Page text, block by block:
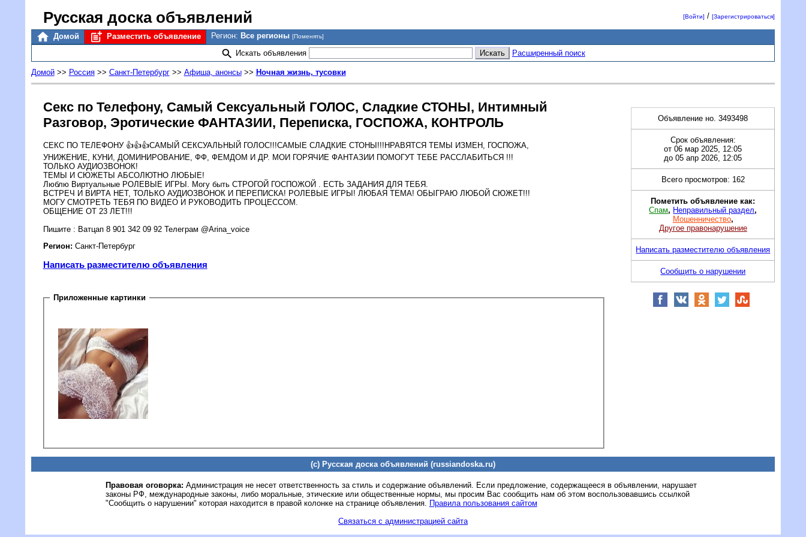
Русская доска объявлений [Войти] /[Зарегистрироваться]
Домой Разместить объявление Регион: Все регионы [Поменять]
Искать объявления Расширенный поиск
Домой>> Россия>> Санкт-Петербург>> Афиша, анонсы>> Ночная жизнь, тусовки
Секс по Телефону, Самый Сексуальный ГОЛОС, Сладкие СТОНЫ, Интимный
Разговор, Эротические ФАНТАЗИИ, Переписка, ГОСПОЖА, КОНТРОЛЬ
СЕКC ПО ТЕЛЕФОНУ 👍👍👍САМЫЙ СЕКСУАЛЬHЫЙ ГОЛОC!!!САМЫЕ СЛАДКИЕ СТОНЫ!!!НРАВЯТСЯ ТЕМЫ ИЗМЕН, ГОСПОЖА,
УНИЖЕНИЕ, КУНИ, ДОМИНИРОВАНИЕ, ФФ, ФЕМДОМ И ДР. МОИ ГОРЯЧИЕ ФАНТАЗИИ ПОМОГУТ TЕБЕ РАССЛАБИТЬСЯ !!!
ТОЛЬКО АУДИОЗВОНОК!
ТЕМЫ И СЮЖЕТЫ АБСОЛЮТНО ЛЮБЫЕ!
Люблю Виртуальные РОЛЕВЫЕ ИГРЫ. Могу быть СТРОГОЙ ГОСПОЖОЙ . ЕСТЬ ЗАДАНИЯ ДЛЯ ТЕБЯ.
ВСТРЕЧ И ВИРТА НЕТ, ТОЛЬКО АУДИОЗВОНОК И ПЕРЕПИСКА! РОЛЕВЫЕ ИГРЫ! ЛЮБАЯ ТЕМА! ОБЫГРАЮ ЛЮБОЙ СЮЖЕТ!!!
МОГУ СМОТРЕТЬ ТЕБЯ ПО ВИДЕО И РУКОВОДИТЬ ПРОЦЕССОМ.
ОБЩЕНИЕ ОТ 23 ЛЕТ!!!
Пишите : Ватцап 8 901 342 09 92 Телеграм @Arina_voice
Регион: Санкт-Петербург
Написать разместителю объявления
Приложенные картинки
Объявление но. 3493498
Срок объявления:
от 06 мар 2025, 12:05
до 05 апр 2026, 12:05
Всего просмотров: 162
Пометить объявление как:
Спам, Неправильный раздел,
Мошенничество,
Другое правонарушение
Написать разместителю объявления
Сообщить о нарушении
(c) Русская доска объявлений (russiandoska.ru)
Правовая оговорка: Администрация не несет ответственность за стиль и содержание объявлений. Если предложение, содержащееся в объявлении, нарушает
законы РФ, международные законы, либо моральные, этические или общественные нормы, мы просим Вас сообщить нам об этом воспользовавшись ссылкой
"Сообщить о нарушении" которая находится в правой колонке на странице объявления. Правила пользования сайтом
Связаться с администрацией сайта